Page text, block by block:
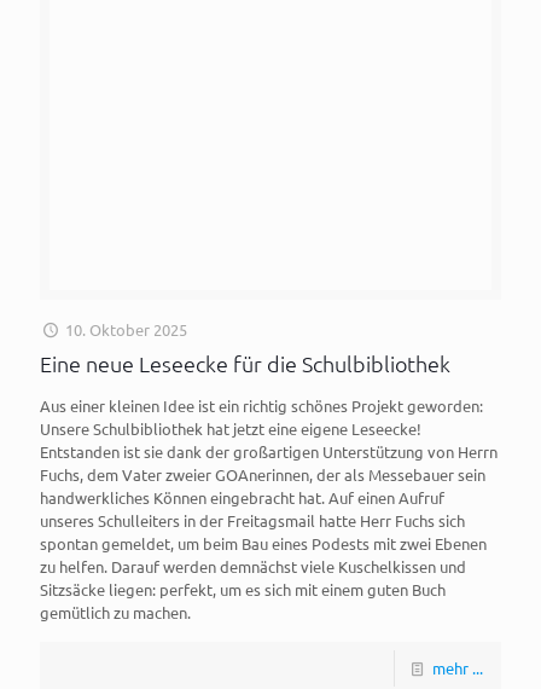
10. Oktober 2025
Eine neue Leseecke für die Schulbibliothek
Aus einer kleinen Idee ist ein richtig schönes Projekt geworden:
Unsere Schulbibliothek hat jetzt eine eigene Leseecke!
Entstanden ist sie dank der großartigen Unterstützung von Herrn
Fuchs, dem Vater zweier GOAnerinnen, der als Messebauer sein
handwerkliches Können eingebracht hat. Auf einen Aufruf
unseres Schulleiters in der Freitagsmail hatte Herr Fuchs sich
spontan gemeldet, um beim Bau eines Podests mit zwei Ebenen
zu helfen. Darauf werden demnächst viele Kuschelkissen und
Sitzsäcke liegen: perfekt, um es sich mit einem guten Buch
gemütlich zu machen.
mehr ...